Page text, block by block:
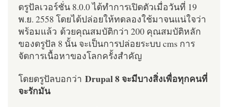
ดรูปัลเวอร์ชั่น 8.0.0 ได้ทำการเปิดตัวเมื่อวันที่ 19
พ.ย. 2558 โดยได้ปล่อยให้ทดลองใช้มาจนแน่ใจว่า
พร้อมแล้ว ด้วยคุณสมบัติกว่า 200 คุณสมบัติหลัก
ของดรูปัล 8 นั้น จะเป็นการปล่อยระบบ cms การ
จัดการเนื้อหาของโลกครั้งสำคัญ
โดยดรูปัลบอกว่า Drupal 8 จะมีบางสิ่งเพื่อทุกคนที่
จะรักมัน